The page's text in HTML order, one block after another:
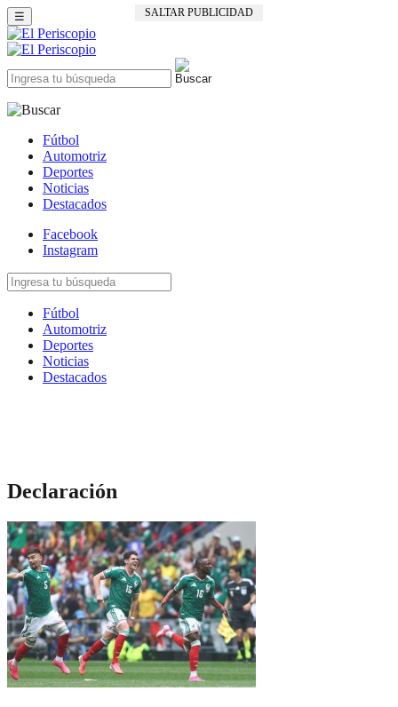
SALTAR PUBLICIDAD
☰
Fútbol
Automotriz
Deportes
Noticias
Destacados
Facebook
Instagram
Fútbol
Automotriz
Deportes
Noticias
Destacados
Declaración